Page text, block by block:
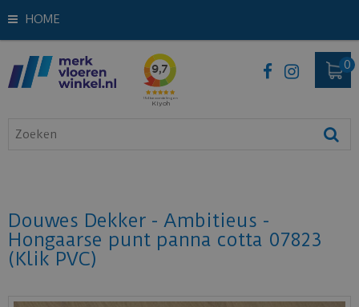
HOME
Douwes Dekker - Ambitieus -
Hongaarse punt panna cotta 07823
(Klik PVC)